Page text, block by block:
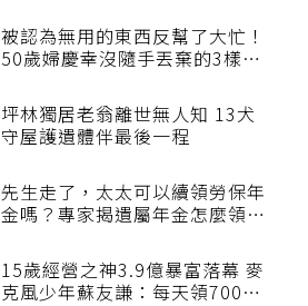
被認為無用的東西反幫了大忙！
50歲婦慶幸沒隨手丟棄的3樣物
坪林獨居老翁離世無人知 13犬
守屋護遺體伴最後一程
先生走了，太太可以續領勞保年
金嗎？專家揭遺屬年金怎麼領，
15歲經營之神3.9億暴富落幕 麥
克風少年蘇友謙：每天領700元